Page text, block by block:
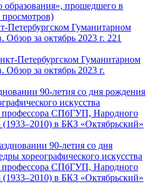
образования», прошедшего в
Петербургском Гуманитарном
за октябрь 2023 г.
90-летия со дня
хореографического искусства
профессора СПбГУП, Народного
в БКЗ «Октябрьский»